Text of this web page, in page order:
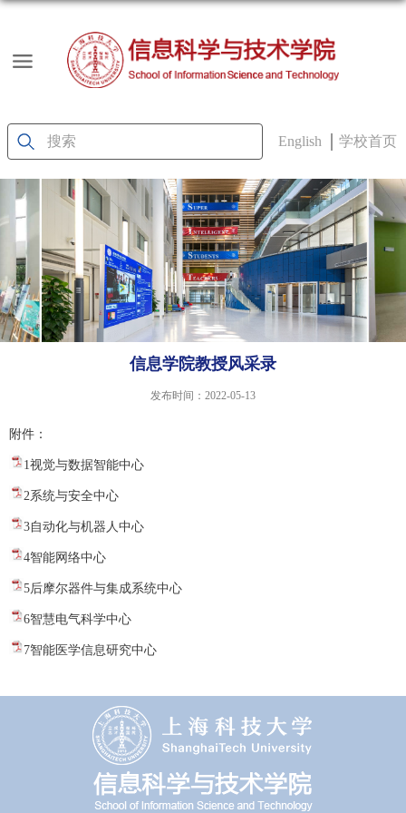
English 学校首页
信息学院教授风采录
发布时间：2022-05-13
附件：
1视觉与数据智能中心
2系统与安全中心
3自动化与机器人中心
4智能网络中心
5后摩尔器件与集成系统中心
6智慧电气科学中心
7智能医学信息研究中心